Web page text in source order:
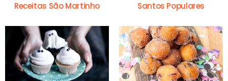
Receitas São Martinho Santos Populares